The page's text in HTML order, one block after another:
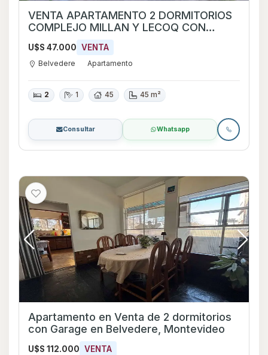
VENTA APARTAMENTO 2 DORMITORIOS
COMPLEJO MILLAN Y LECOQ CON
U$S 47.000 VENTA
Belvedere Apartamento
2 1 45 45 m²
Consultar Whatsapp
Apartamento en Venta de 2 dormitorios
con Garage en Belvedere, Montevideo
U$S 112.000 VENTA